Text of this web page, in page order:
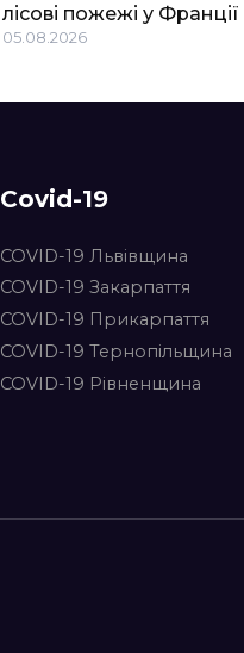
лісові пожежі у Франції
05.08.2026
Covid-19
COVID-19 Львівщина
COVID-19 Закарпаття
COVID-19 Прикарпаття
COVID-19 Тернопільщина
COVID-19 Рівненщина